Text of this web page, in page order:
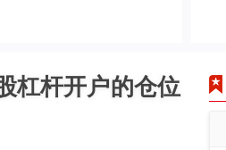
杠杆开户的仓位